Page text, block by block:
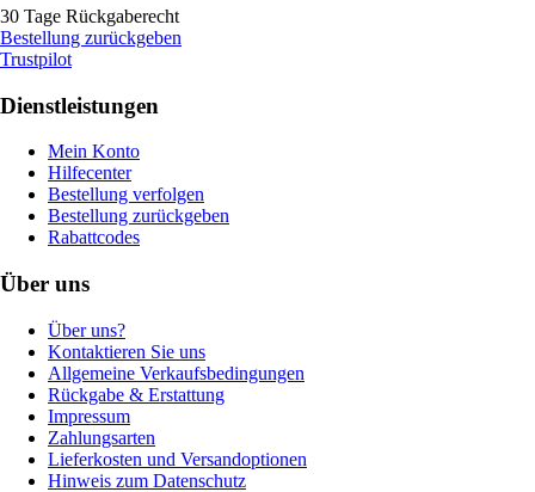
30 Tage Rückgaberecht
Bestellung zurückgeben
Trustpilot
Dienstleistungen
Mein Konto
Hilfecenter
Bestellung verfolgen
Bestellung zurückgeben
Rabattcodes
Über uns
Über uns?
Kontaktieren Sie uns
Allgemeine Verkaufsbedingungen
Rückgabe & Erstattung
Impressum
Zahlungsarten
Lieferkosten und Versandoptionen
Hinweis zum Datenschutz